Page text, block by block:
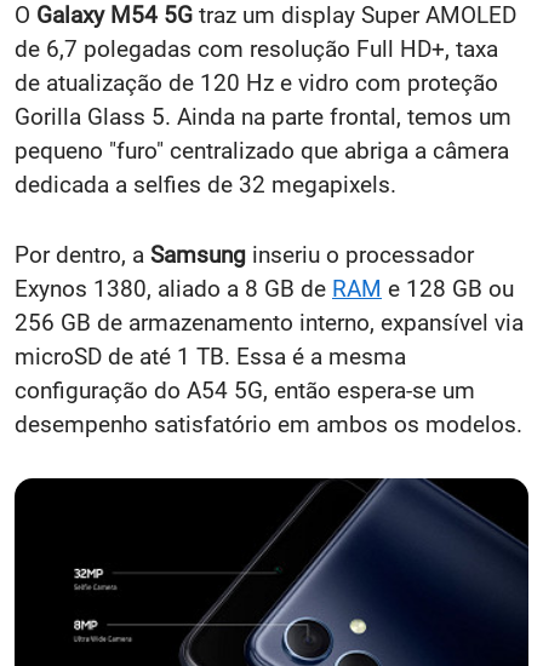
O Galaxy M54 5G traz um display Super AMOLED
de 6,7 polegadas com resolução Full HD+, taxa
de atualização de 120 Hz e vidro com proteção
Gorilla Glass 5. Ainda na parte frontal, temos um
pequeno "furo" centralizado que abriga a câmera
dedicada a selfies de 32 megapixels.
Por dentro, a Samsung inseriu o processador
Exynos 1380, aliado a 8 GB de RAM e 128 GB ou
256 GB de armazenamento interno, expansível via
microSD de até 1 TB. Essa é a mesma
configuração do A54 5G, então espera-se um
desempenho satisfatório em ambos os modelos.